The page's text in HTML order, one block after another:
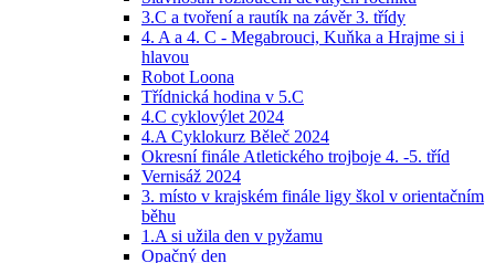
3.C a tvoření a rautík na závěr 3. třídy
4. A a 4. C - Megabrouci, Kuňka a Hrajme si i
hlavou
Robot Loona
Třídnická hodina v 5.C
4.C cyklovýlet 2024
4.A Cyklokurz Běleč 2024
Okresní finále Atletického trojboje 4. -5. tříd
Vernisáž 2024
3. místo v krajském finále ligy škol v orientačním
běhu
1.A si užila den v pyžamu
Opačný den